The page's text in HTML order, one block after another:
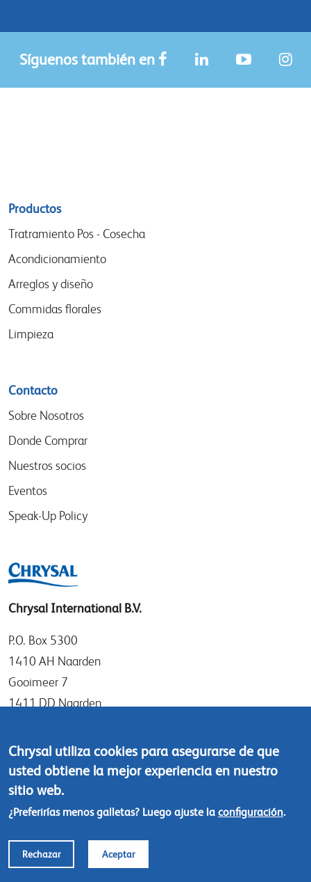
Síguenos también en
Sitemap
menu
Productos
Tratramiento Pos - Cosecha
Acondicionamiento
Arreglos y diseño
Commidas florales
Limpieza
Contacto
Sobre Nosotros
Donde Comprar
Nuestros socios
Eventos
Speak-Up Policy
Chrysal International B.V.
P.O. Box 5300
1410 AH Naarden
Gooimeer 7
1411 DD Naarden
Tel: +31 (0)35 - 695 58 88
Contáctanos
menu
Polítcas de responsabilidad y privacidad
Terms & Conditions
Chrysal utiliza cookies para asegurarse de que
usted obtiene la mejor experiencia en nuestro
sitio web.
¿Preferirías menos galletas? Luego ajuste la configuración.
Rechazar Aceptar